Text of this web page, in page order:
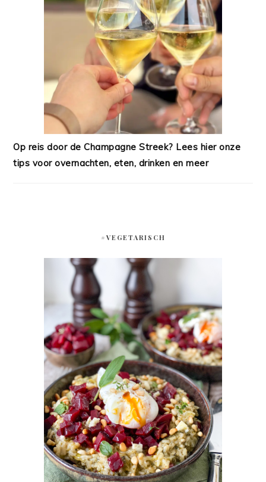
Op reis door de Champagne Streek? Lees hier onze
tips voor overnachten, eten, drinken en meer
#VEGETARISCH